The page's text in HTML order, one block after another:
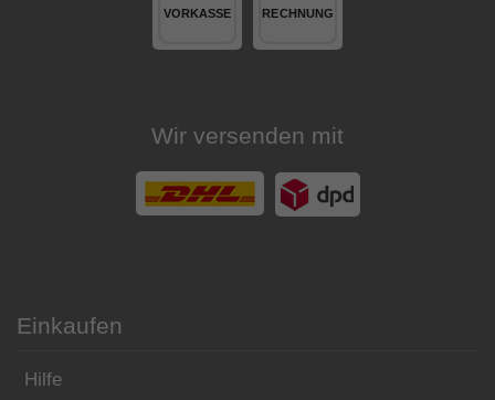
Wir versenden mit
Einkaufen
Hilfe